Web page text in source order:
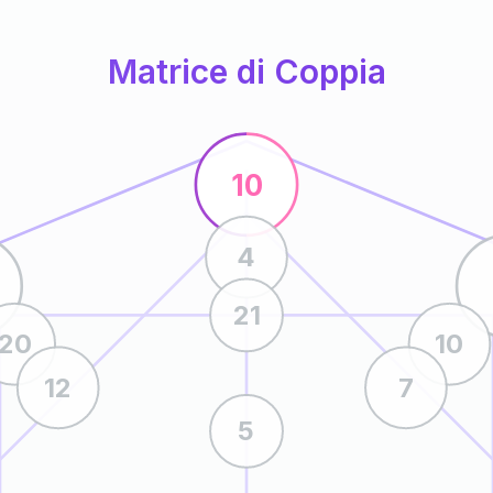
Matrice di Coppia
10
4
21
5
12
10
7